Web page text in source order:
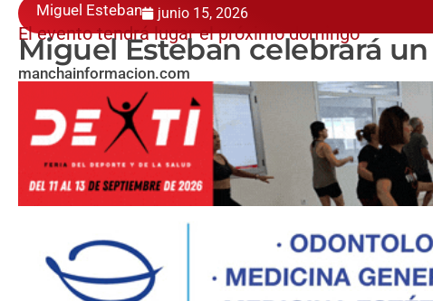
Miguel Esteban junio 15, 2026
El evento tendrá lugar el próximo domingo
Miguel Esteban celebrará
manchainformacion.com